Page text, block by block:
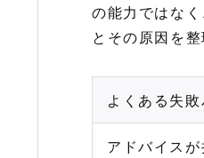
の能力ではな
とその原因を
よくある失
アドバイス